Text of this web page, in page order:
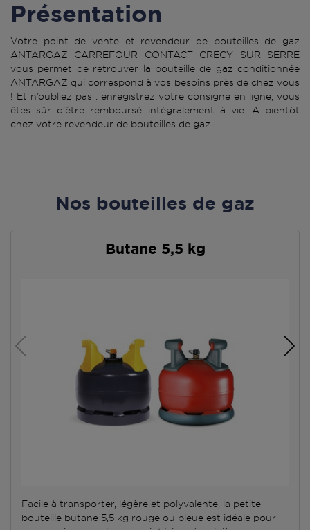
Présentation
Votre point de vente et revendeur de bouteilles de gaz
ANTARGAZ CARREFOUR CONTACT CRECY SUR SERRE
vous permet de retrouver la bouteille de gaz conditionnée
ANTARGAZ qui correspond à vos besoins près de chez vous
! Et n’oubliez pas : enregistrez votre consigne en ligne, vous
êtes sûr d’être remboursé intégralement à vie. A bientôt
chez votre revendeur de bouteilles de gaz.
Nos bouteilles de gaz
Butane 5,5 kg
Facile à transporter, légère et polyvalente, la petite
bouteille butane 5,5 kg rouge ou bleue est idéale pour